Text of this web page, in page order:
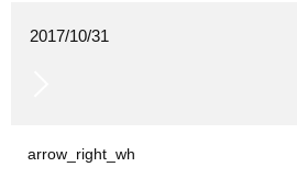
2017/10/31
arrow_right_wh